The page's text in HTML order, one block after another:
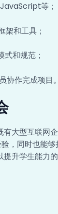
JavaScript等；
架和工具；
式和规范；
协作完成项目。
大型互联网
，同时也能
升学生能力